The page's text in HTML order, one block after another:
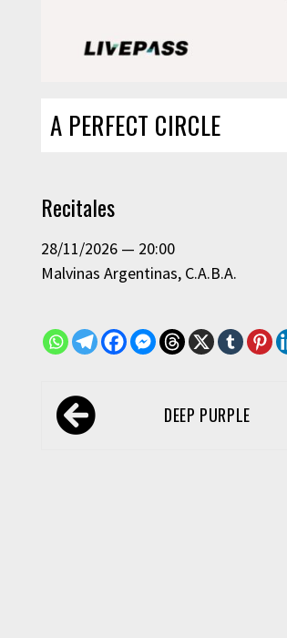
A PERFECT CIRCLE
Recitales
28/11/2026
20:00
Malvinas Argentinas C.A.B.A.
Navegación
de DEEP PURPLE